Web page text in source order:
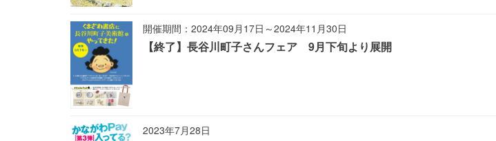
開催期間：2024年09月17日～2024年11月30日
【終了】長谷川町子さんフェア 9月下旬より展開
2023年7月28日